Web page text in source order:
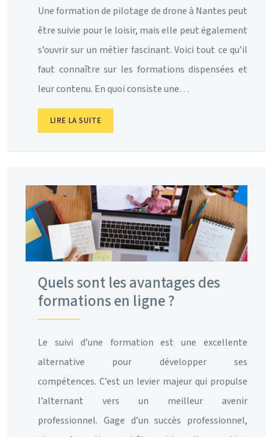
Une formation de pilotage de drone à Nantes peut
être suivie pour le loisir, mais elle peut également
s’ouvrir sur un métier fascinant. Voici tout ce qu’il
faut connaître sur les formations dispensées et
leur contenu. En quoi consiste une…
LIRE LA SUITE
Quels sont les avantages des
formations en ligne ?
Le suivi d’une formation est une excellente
alternative pour développer ses
compétences. C’est un levier majeur qui propulse
l’alternant vers un meilleur avenir
professionnel. Gage d’un succès professionnel,